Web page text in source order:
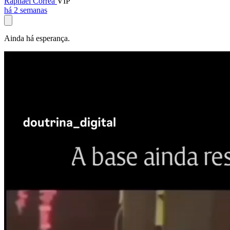
há 2 semanas
Ainda há esperança.